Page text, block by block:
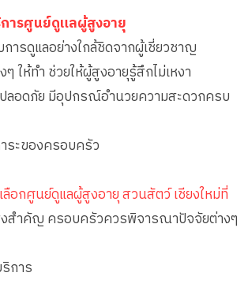
การศูนย์ดูแลผู้สูงอายุ
ารดูแลอย่างใกล้ชิดจากผู้เชี่ยวชาญ
ให้ทำ ช่วยให้ผู้สูงอายุรู้สึกไม่เหงา
ลอดภัย มีอุปกรณ์อำนวยความสะดวกครบ
ระของครอบครัว
ลือกศูนย์ดูแลผู้สูงอายุ สวนสัตว์ เชียงใหม่ที่
สำคัญ ครอบครัวควรพิจารณาปัจจัยต่างๆ
การ